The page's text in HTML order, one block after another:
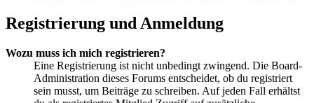
Registrierung und Anmeldung
Wozu muss ich mich registrieren?
Eine Registrierung ist nicht unbedingt zwingend. Die Board-
Administration dieses Forums entscheidet, ob du registriert
sein musst, um Beiträge zu schreiben. Auf jeden Fall erhältst